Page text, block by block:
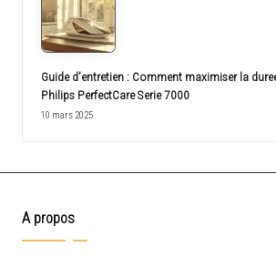
Guide d’entretien : Comment maximiser la
Philips PerfectCare Serie 7000
10 mars 2025
A propos